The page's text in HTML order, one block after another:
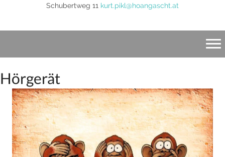
Schubertweg 11 kurt.pikl@hoangascht.at
Hörgerät